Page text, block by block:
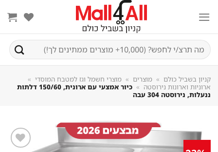
חיפוש
עבור:
קניון בשביל כולם מוצרים מוצרי חשמל וגז למטבח המוסדי
ארוניות וארונות נירוסטה
כיור אמצעי עם ארונית, 150/60 דלתות
ננעלות, נירוסטה 304 עבה